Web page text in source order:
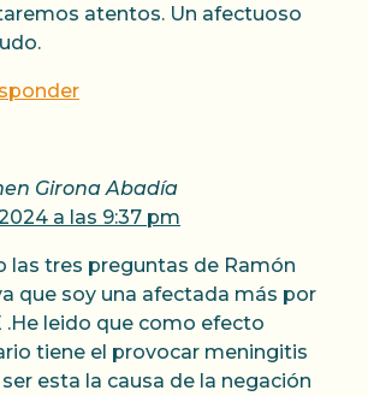
atentos. Un afectuoso
Girona Abadía
a las 9:37 pm
las tres preguntas de Ramón
que soy una afectada más por
.He leido que como efecto
tiene el provocar meningitis
esta la causa de la negación